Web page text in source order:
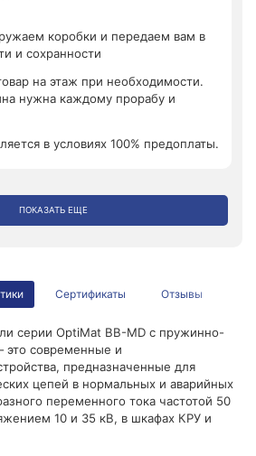
коробки и передаем вам в
и сохранности
на этаж при необходимости.
нужна каждому прорабу и
в условиях 100% предоплаты.
ПОКАЗАТЬ ЕЩЕ
Сертификаты Отзывы
серии OptiMat ВВ-МD с пружинно-
современные и
предназначенные для
цепей в нормальных и аварийных
переменного тока частотой 50
10 и 35 кВ, в шкафах КРУ и